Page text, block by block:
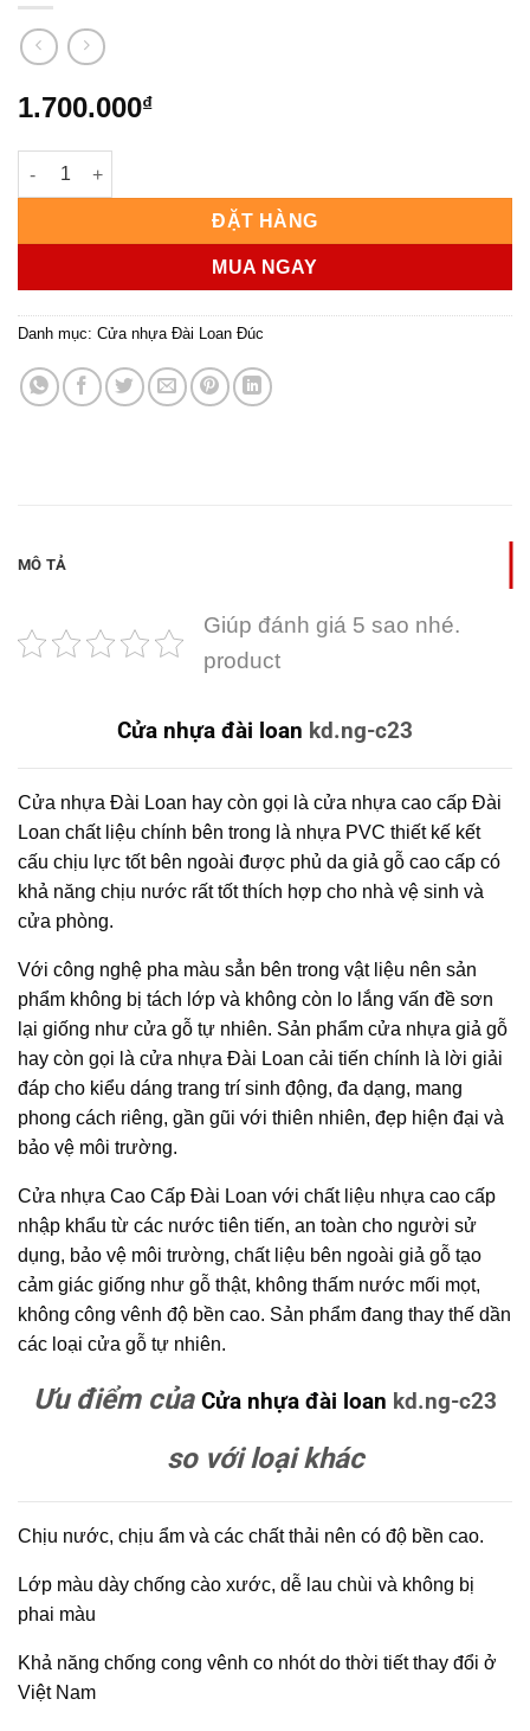
1.700.000₫
CỬA NHỰA ĐÀI LOAN KD.NG-C23 số lượng
ĐẶT HÀNG
MUA NGAY
Danh mục: Cửa nhựa Đài Loan Đúc
MÔ TẢ
Giúp đánh giá 5 sao nhé.
product
Cửa nhựa đài loan kd.ng-c23
Cửa nhựa Đài Loan hay còn gọi là cửa nhựa cao cấp Đài
Loan chất liệu chính bên trong là nhựa PVC thiết kế kết
cấu chịu lực tốt bên ngoài được phủ da giả gỗ cao cấp có
khả năng chịu nước rất tốt thích hợp cho nhà vệ sinh và
cửa phòng.
Với công nghệ pha màu sẳn bên trong vật liệu nên sản
phẩm không bị tách lớp và không còn lo lắng vấn đề sơn
lại giống như cửa gỗ tự nhiên. Sản phẩm cửa nhựa giả gỗ
hay còn gọi là cửa nhựa Đài Loan cải tiến chính là lời giải
đáp cho kiểu dáng trang trí sinh động, đa dạng, mang
phong cách riêng, gần gũi với thiên nhiên, đẹp hiện đại và
bảo vệ môi trường.
Cửa nhựa Cao Cấp Đài Loan với chất liệu nhựa cao cấp
nhập khẩu từ các nước tiên tiến, an toàn cho người sử
dụng, bảo vệ môi trường, chất liệu bên ngoài giả gỗ tạo
cảm giác giống như gỗ thật, không thấm nước mối mọt,
không công vênh độ bền cao. Sản phẩm đang thay thế dần
các loại cửa gỗ tự nhiên.
Ưu điểm của Cửa nhựa đài loan kd.ng-c23
so với loại khác
Chịu nước, chịu ẩm và các chất thải nên có độ bền cao.
Lớp màu dày chống cào xước, dễ lau chùi và không bị
phai màu
Khả năng chống cong vênh co nhót do thời tiết thay đổi ở
Việt Nam